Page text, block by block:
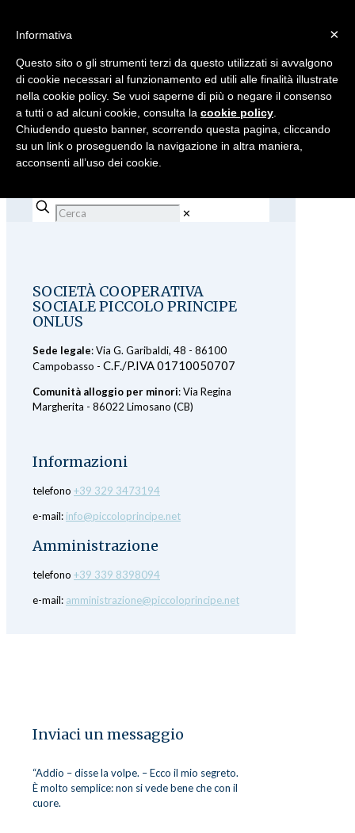
✕
SOCIETÀ COOPERATIVA
SOCIALE PICCOLO PRINCIPE
ONLUS
Sede legale: Via G. Garibaldi, 48 - 86100
Campobasso - C.F./P.IVA 01710050707
Comunità alloggio per minori: Via Regina
Margherita - 86022 Limosano (CB)
Informazioni
telefono +39 329 3473194
e-mail: info@piccoloprincipe.net
Amministrazione
telefono +39 339 8398094
e-mail: amministrazione@piccoloprincipe.net
Inviaci un messaggio
“Addio – disse la volpe. – Ecco il mio segreto.
È molto semplice: non si vede bene che con il
cuore.
×
Informativa
Questo sito o gli strumenti terzi da questo utilizzati si avvalgono
di cookie necessari al funzionamento ed utili alle finalità illustrate
nella cookie policy. Se vuoi saperne di più o negare il consenso
a tutti o ad alcuni cookie, consulta la cookie policy
Chiudendo questo banner, scorrendo questa pagina, cliccando
su un link o proseguendo la navigazione in altra maniera,
acconsenti all’uso dei cookie.